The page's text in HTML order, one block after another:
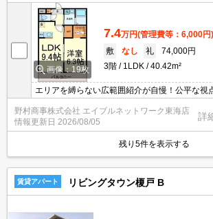
画像：19枚
7.4万円(管理費等：6,000円)
敷
なし 礼
74,000円
3階
1LDK 40.42m²
エリアを縛らない広範囲紹介が自慢！公平な視
野村商事株式会社 エイブルネットワーク東海店
情報更新日 2026/08/05
詳
残り5件を表示する
賃貸アパート リビングタウン榎戸 B